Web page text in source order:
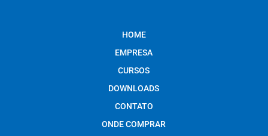
HOME
EMPRESA
CURSOS
DOWNLOADS
CONTATO
ONDE COMPRAR